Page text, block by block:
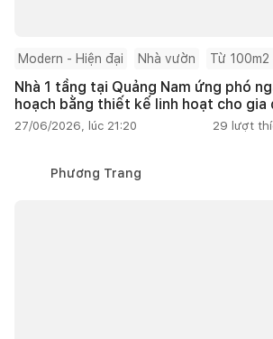
Modern - Hiện đại Nhà vườn Từ
Nhà 1 tầng tại Quảng Nam ứng phó
hoạch bằng thiết kế linh hoạt cho gia
27/06/2026, lúc 21:20 29 lượt
Phương Trang